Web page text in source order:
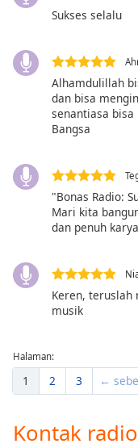
dialog
Sukses selalu
Alhamdulillah
dan bisa
senantiasa
Bangsa
"Bonas Radio:
Mari kita
dan penuh
Keren, teruslah
musik
Halaman:
1 2 3 ←
Kontak radio